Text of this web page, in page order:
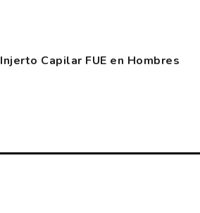
Injerto Capilar FUE en Hombres